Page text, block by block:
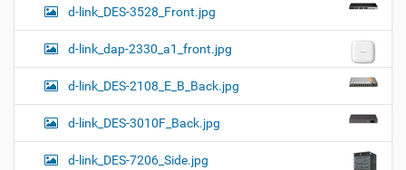
d-link_DES-3528_Front.jpg
d-link_dap-2330_a1_front.jpg
d-link_DES-2108_E_B_Back.jpg
d-link_DES-3010F_Back.jpg
d-link_DES-7206_Side.jpg